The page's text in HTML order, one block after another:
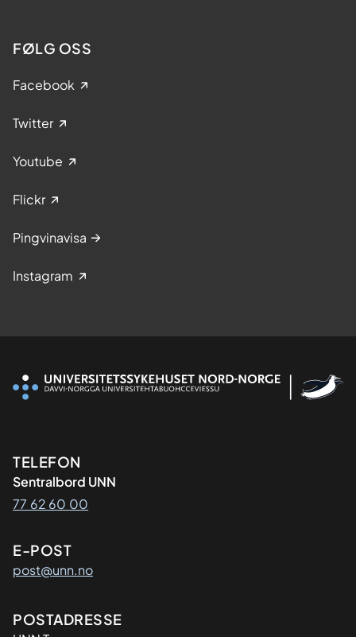
FØLG OSS
Facebook
Twitter
Youtube
Flickr
Pingvinavisa
Instagram
Kontaktinformasjon
TELEFON
Sentralbord UNN
77 62 60 00
E-POST
post@unn.no
Adresse
POSTADRESSE